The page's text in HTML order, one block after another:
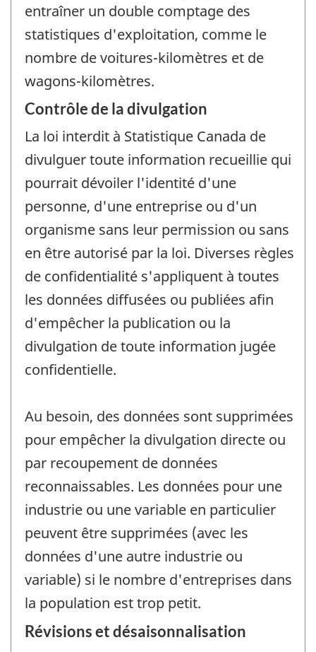
entraîner un double comptage des
statistiques d'exploitation, comme le
nombre de voitures-kilomètres et de
wagons-kilomètres.
Contrôle de la divulgation
La loi interdit à Statistique Canada de
divulguer toute information recueillie qui
pourrait dévoiler l'identité d'une
personne, d'une entreprise ou d'un
organisme sans leur permission ou sans
en être autorisé par la loi. Diverses règles
de confidentialité s'appliquent à toutes
les données diffusées ou publiées afin
d'empêcher la publication ou la
divulgation de toute information jugée
confidentielle.
Au besoin, des données sont supprimées
pour empêcher la divulgation directe ou
par recoupement de données
reconnaissables. Les données pour une
industrie ou une variable en particulier
peuvent être supprimées (avec les
données d'une autre industrie ou
variable) si le nombre d'entreprises dans
la population est trop petit.
Révisions et désaisonnalisation